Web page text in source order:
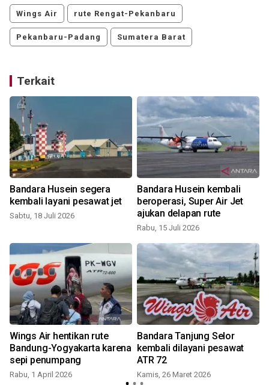
Wings Air rute Rengat-Pekanbaru
Pekanbaru-Padang Sumatera Barat
Terkait
Bandara Husein segera
kembali layani pesawat jet
Sabtu, 18 Juli 2026
Bandara Husein kembali
beroperasi, Super Air Jet
ajukan delapan rute
Rabu, 15 Juli 2026
Wings Air hentikan rute
Bandung-Yogyakarta karena
sepi penumpang
Rabu, 1 April 2026
Bandara Tanjung Selor
kembali dilayani pesawat
ATR 72
Kamis, 26 Maret 2026